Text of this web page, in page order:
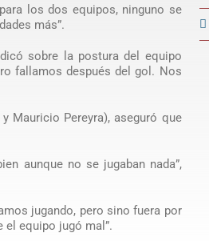
los dos equipos, ninguno se
más”.
sobre la postura del equipo
fallamos después del gol. Nos
Mauricio Pereyra), aseguró que
aunque no se jugaban nada”,
jugando, pero sino fuera por
equipo jugó mal”.